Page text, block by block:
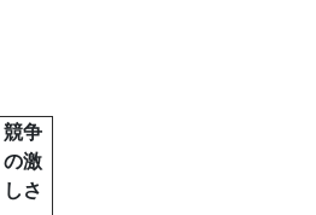
競争
の激
しさ